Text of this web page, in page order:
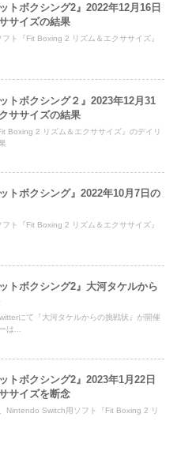
トボクシング2』2022年12月16日
サイズの結果
ト『Fit Boxing 2 リズム＆エクササイズ』
トボクシング２』2023年12月31
ササイズの結果
Boxing 2 リズム＆エクササイズ』のデイリ
トボクシング』2022年10月7日の
ト『Fit Boxing 2 リズム＆エクササイズ』
トボクシング2』大河タケルから
にて『大河タケルからの挑戦状』が開催
は...
トボクシング2』2023年1月22日
サイズを断念
Nintendo Switch用ソフト『Fit Boxing 2 リ